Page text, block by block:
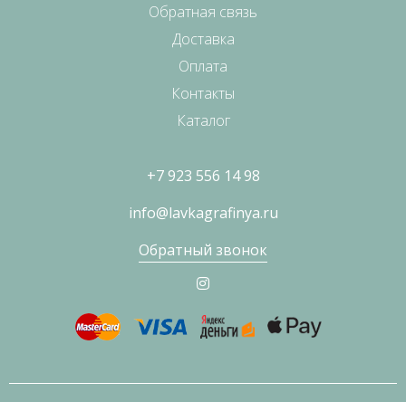
Обратная связь
Доставка
Оплата
Контакты
Каталог
+7 923 556 14 98
info@lavkagrafinya.ru
Обратный звонок